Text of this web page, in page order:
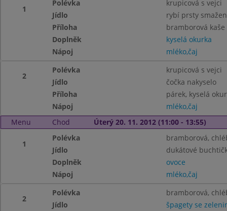
1
Polévka
krupicová s vejci
Jídlo
rybí prsty
Příloha
bramborová kaše
Doplněk
kyselá okurka
Nápoj
mléko,čaj
2
Polévka
krupicová s vejci
Jídlo
čočka nakyselo
Příloha
párek, kyselá
Nápoj
mléko,čaj
Menu
Chod Úterý 20. 11. 2012 (11:00 - 13:55)
1
Polévka
bramborová,
Jídlo
dukátové
Doplněk
ovoce
Nápoj
mléko,čaj
2
Polévka
bramborová,
Jídlo
špagety se